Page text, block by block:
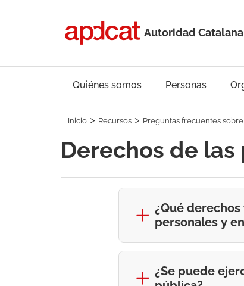
Autoridad
Quiénes somos Personas
Inicio Recursos
Derechos de
¿Qué
personales y
¿Se puede